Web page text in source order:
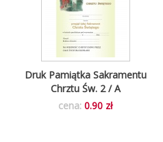
Druk Pamiątka Sakramentu
Chrztu Św. 2 / A
cena: 0.90 zł